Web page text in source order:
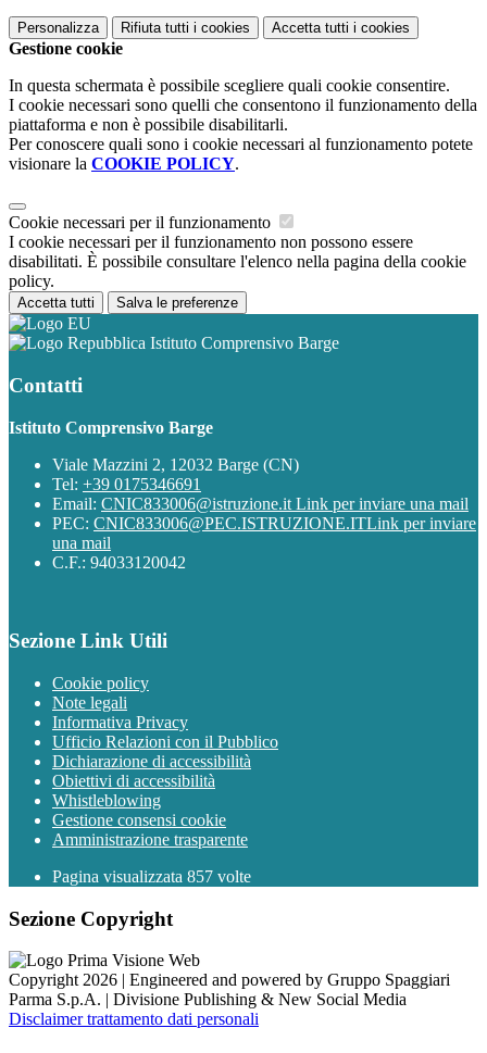
Personalizza Rifiuta tutti i cookies Accetta tutti i cookies
Gestione cookie
In questa schermata è possibile scegliere quali cookie consentire.
I cookie necessari sono quelli che consentono il funzionamento della
piattaforma e non è possibile disabilitarli.
Per conoscere quali sono i cookie necessari al funzionamento potete
visionare la COOKIE POLICY.
Cookie necessari per il funzionamento
I cookie necessari per il funzionamento non possono essere
disabilitati. È possibile consultare l'elenco nella pagina della cookie
policy.
Accetta tutti Salva le preferenze
Istituto Comprensivo Barge
Contatti
Istituto Comprensivo Barge
Viale Mazzini 2, 12032 Barge (CN)
Tel: +39 0175346691
Email: CNIC833006@istruzione.it Link per inviare una mail
PEC: CNIC833006@PEC.ISTRUZIONE.ITLink per inviare
una mail
C.F.: 94033120042
Sezione Link Utili
Cookie policy
Note legali
Informativa Privacy
Ufficio Relazioni con il Pubblico
Dichiarazione di accessibilità
Obiettivi di accessibilità
Whistleblowing
Gestione consensi cookie
Amministrazione trasparente
Pagina visualizzata 857 volte
Sezione Copyright
Copyright 2026 | Engineered and powered by Gruppo Spaggiari
Parma S.p.A. | Divisione Publishing & New Social Media
Disclaimer trattamento dati personali